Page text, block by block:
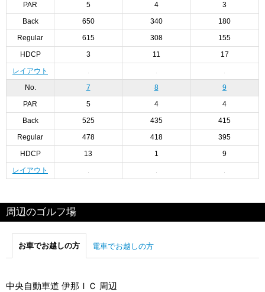
PAR 5 4 3
Back 650 340 180
Regular 615 308 155
HDCP 3 11 17
レイアウト
No. 7 8 9
PAR 5 4 4
Back 525 435 415
Regular 478 418 395
HDCP 13 1 9
レイアウト
周辺のゴルフ場
お車でお越しの方 電車でお越しの方
中央自動車道 伊那ＩＣ 周辺